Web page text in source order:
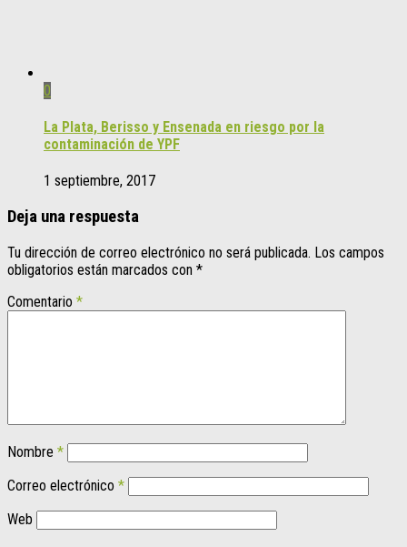
0
La Plata, Berisso y Ensenada en riesgo por la
contaminación de YPF
1 septiembre, 2017
Deja una respuesta
Tu dirección de correo electrónico no será publicada. Los campos
obligatorios están marcados con *
Comentario *
Nombre *
Correo electrónico *
Web